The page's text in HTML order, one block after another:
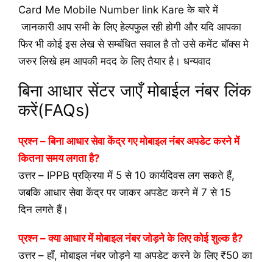
Card Me Mobile Number link Kare के बारे में
जानकारी आप सभी के लिए हेल्पफुल रही होगी और यदि आपका
फिर भी कोई इस लेख से सम्बंधित सवाल है तो उसे कमेंट बॉक्स मे
जरुर लिखे हम आपकी मदद के लिए तैयार है। धन्यवाद
बिना आधार सेंटर जाएँ मोबाईल नंबर लिंक
करें(FAQs)
प्रश्न – बिना आधार सेवा केंद्र गए मोबाइल नंबर अपडेट करने में
कितना समय लगता है?
उत्तर – IPPB प्रक्रिया में 5 से 10 कार्यदिवसलग सकते हैं,
जबकि आधार सेवा केंद्र पर जाकर अपडेट करने में 7 से 15
दिन लगते हैं।
प्रश्न – क्या आधार में मोबाइल नंबर जोड़ने के लिए कोई शुल्क है?
उत्तर – हाँ, मोबाइल नंबर जोड़ने या अपडेट करने के लिए ₹50 का